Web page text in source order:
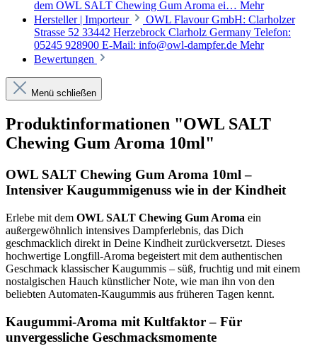
dem OWL SALT Chewing Gum Aroma ei… Mehr
Hersteller | Importeur
OWL Flavour GmbH: Clarholzer
Strasse 52 33442 Herzebrock Clarholz Germany Telefon:
05245 928900 E-Mail: info@owl-dampfer.de Mehr
Bewertungen
Menü schließen
Produktinformationen "OWL SALT
Chewing Gum Aroma 10ml"
OWL SALT Chewing Gum Aroma 10ml –
Intensiver Kaugummigenuss wie in der Kindheit
Erlebe mit dem OWL SALT Chewing Gum Aroma ein
außergewöhnlich intensives Dampferlebnis, das Dich
geschmacklich direkt in Deine Kindheit zurückversetzt. Dieses
hochwertige Longfill-Aroma begeistert mit dem authentischen
Geschmack klassischer Kaugummis – süß, fruchtig und mit einem
nostalgischen Hauch künstlicher Note, wie man ihn von den
beliebten Automaten-Kaugummis aus früheren Tagen kennt.
Kaugummi-Aroma mit Kultfaktor – Für
unvergessliche Geschmacksmomente